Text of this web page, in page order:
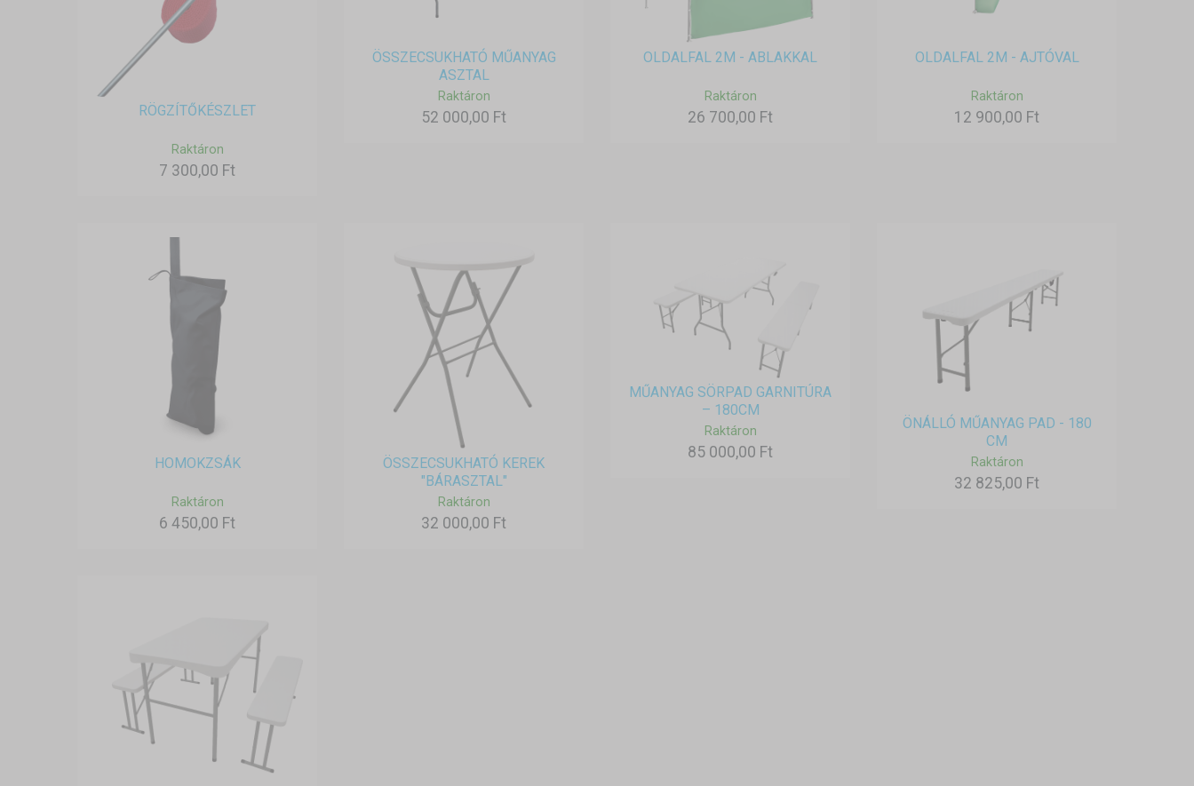
RÖGZÍTŐKÉSZLET
Raktáron
7 300,00 Ft
ÖSSZECSUKHATÓ MŰANYAG
ASZTAL
Raktáron
52 000,00 Ft
OLDALFAL 2M - ABLAKKAL
Raktáron
26 700,00 Ft
OLDALFAL 2M - AJTÓVAL
Raktáron
12 900,00 Ft
HOMOKZSÁK
Raktáron
6 450,00 Ft
ÖSSZECSUKHATÓ KEREK
"BÁRASZTAL"
Raktáron
32 000,00 Ft
MŰANYAG SÖRPAD GARNITÚRA
– 180CM
Raktáron
85 000,00 Ft
ÖNÁLLÓ MŰANYAG PAD - 180
CM
Raktáron
32 825,00 Ft